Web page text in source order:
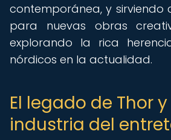
contemporánea, y sirviendo
para nuevas obras
explorando la rica
nórdicos en la actualidad.
El legado de Thor
industria del